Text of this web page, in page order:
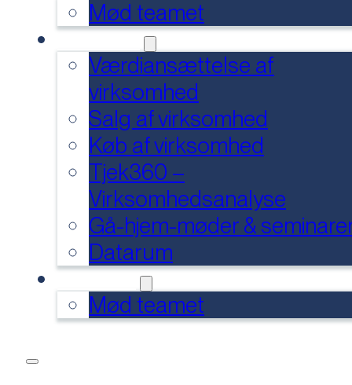
Mød teamet
Værdiansættelse af
virksomhed
Salg af virksomhed
Køb af virksomhed
Tjek360 –
Virksomhedsanalyse
Gå-hjem-møder &
Datarum
Mød teamet